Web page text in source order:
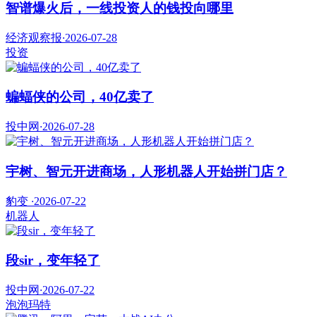
智谱爆火后，一线投资人的钱投向哪里
经济观察报·2026-07-28
投资
蝙蝠侠的公司，40亿卖了
投中网 ·2026-07-28
宇树、智元开进商场，人形机器人开始拼门店？
豹变 ·2026-07-22
机器人
段sir，变年轻了
投中网 ·2026-07-22
泡泡玛特